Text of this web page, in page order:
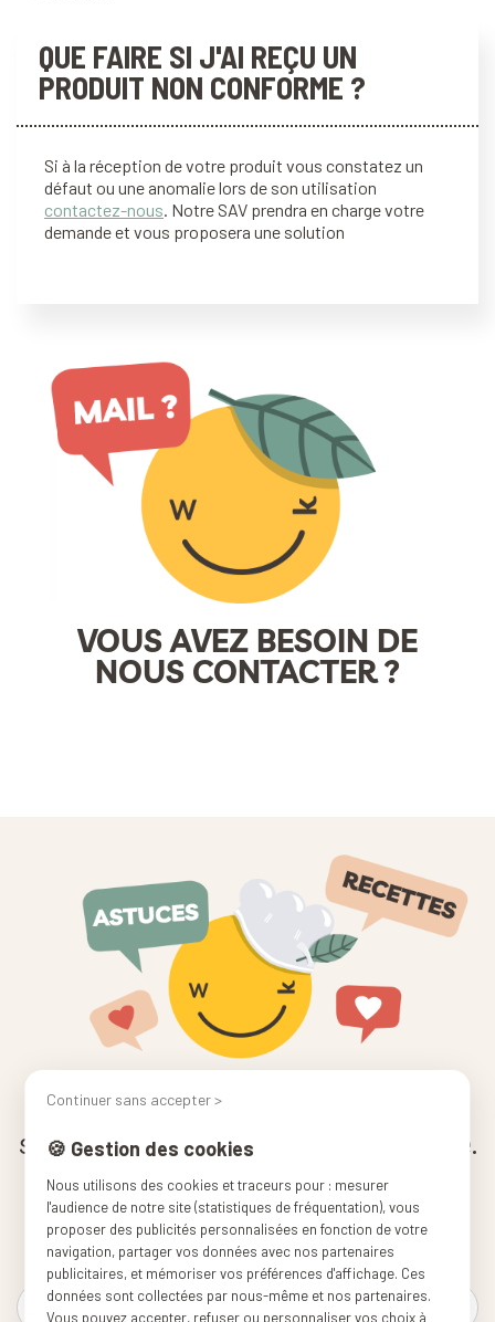
QUE FAIRE SI J'AI REÇU UN
PRODUIT NON CONFORME ?
Si à la réception de votre produit vous constatez un
défaut ou une anomalie lors de son utilisation
contactez-nous . Notre SAV prendra en charge votre
demande et vous proposera une solution
VOUS AVEZ BESOIN DE
NOUS CONTACTER ?
Ça fait du bien de cuisiner,
surtout quand on est bien équipé.
🎁 Recevez un code de -10% à l'inscription
🍳 Nos conseils pour cuisiner simplement
📬 Nouveautés & offres en avant-première
Continuer sans accepter >
🍪 Gestion des cookies
Nous utilisons des cookies et traceurs pour : mesurer
l'audience de notre site (statistiques de fréquentation), vous
proposer des publicités personnalisées en fonction de votre
navigation, partager vos données avec nos partenaires
publicitaires, et mémoriser vos préférences d'affichage. Ces
données sont collectées par nous-même et nos partenaires.
Vous pouvez accepter, refuser ou personnaliser vos choix à